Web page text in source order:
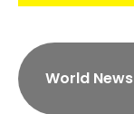
World News